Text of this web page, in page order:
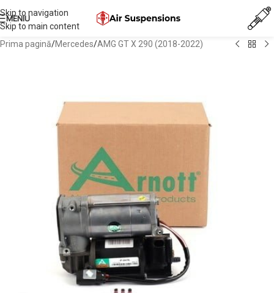
Skip to navigation
Skip to main content
MENIU
Prima pagină/Mercedes/AMG GT X 290 (2018-2022)